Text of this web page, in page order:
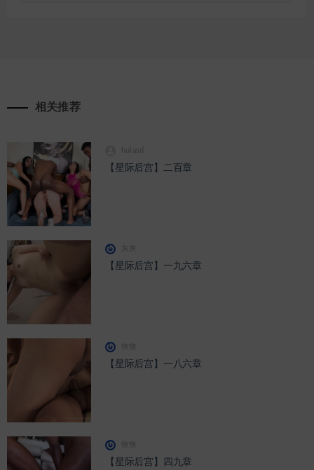
相关推荐
【星际后宫】二百章
灰灰
【星际后宫】一九六章
【星际后宫】一八六章
【星际后宫】四九章